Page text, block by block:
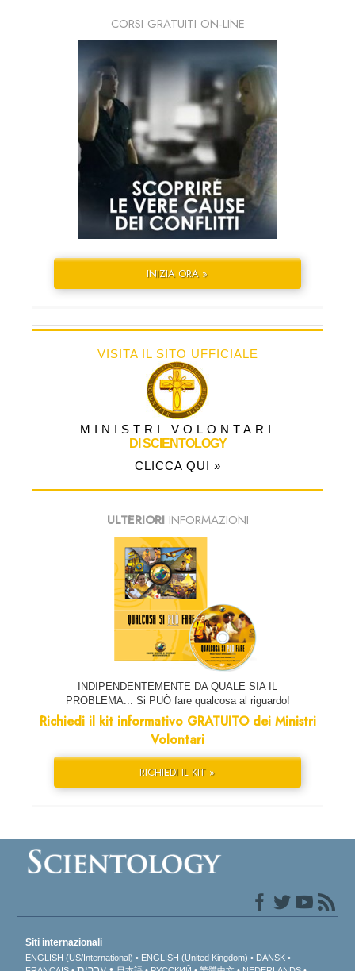
CORSI GRATUITI ON-LINE
INIZIA ORA »
VISITA IL SITO UFFICIALE
MINISTRI VOLONTARI
DI SCIENTOLOGY
CLICCA QUI »
ULTERIORIINFORMAZIONI
INDIPENDENTEMENTE DA QUALE SIA IL
PROBLEMA... Si PUÒ fare qualcosa al riguardo!
Richiedi il kit informativo GRATUITO dei Ministri
Volontari
RICHIEDI IL KIT »
Siti internazionali
ENGLISH (US/International) ENGLISH (United Kingdom)
DANSK